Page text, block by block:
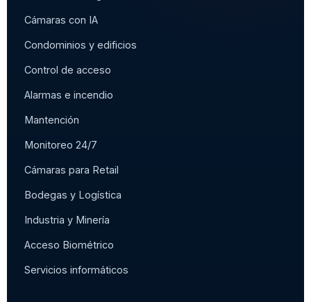
Cámaras con IA
Condominios y edificios
Control de acceso
Alarmas e incendio
Mantención
Monitoreo 24/7
Cámaras para Retail
Bodegas y Logística
Industria y Minería
Acceso Biométrico
Servicios informáticos